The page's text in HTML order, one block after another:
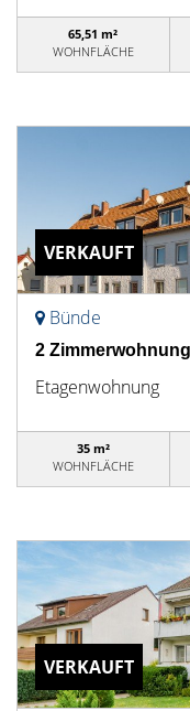
65,51 m²
WOHNFLÄCHE
VERKAUFT
Bünde
2
Etagenwohnung
35 m²
WOHNFLÄCHE
VERKAUFT